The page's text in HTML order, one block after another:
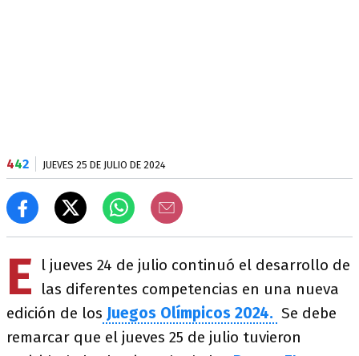
442 JUEVES 25 DE JULIO DE 2024
E
l jueves 24 de julio continuó el desarrollo de
las diferentes competencias en una nueva
edición de los Juegos Olímpicos 2024. Se debe
remarcar que el jueves 25 de julio tuvieron